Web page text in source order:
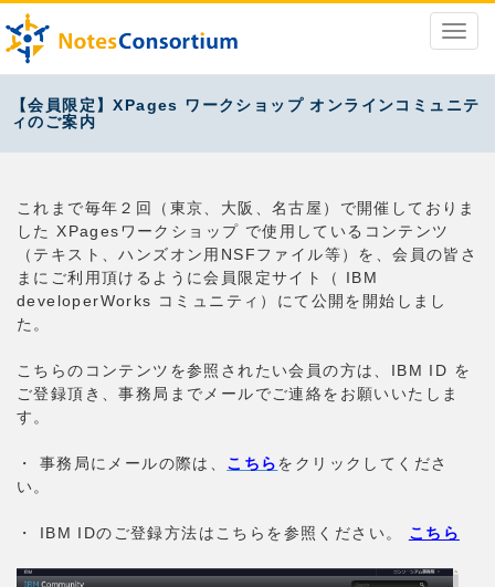
【会員限定】XPages ワークショップ オンラインコミュニテ
ィのご案内
これまで毎年２回（東京、大阪、名古屋）で開催しておりま
した XPagesワークショップ で使用しているコンテンツ
（テキスト、ハンズオン用NSFファイル等）を、会員の皆さ
まにご利用頂けるように会員限定サイト（ IBM
developerWorks コミュニティ）にて公開を開始しまし
た。
こちらのコンテンツを参照されたい会員の方は、IBM ID を
ご登録頂き、事務局までメールでご連絡をお願いいたしま
す。
・ 事務局にメールの際は、 こちらをクリックしてくださ
い。
・ IBM IDのご登録方法はこちらを参照ください。 こちら